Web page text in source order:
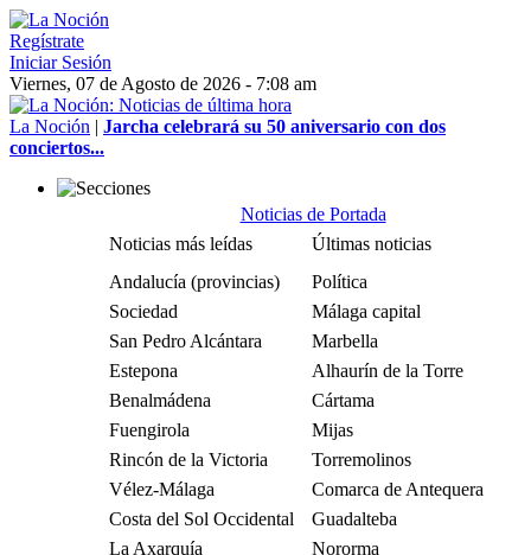
Regístrate
Iniciar Sesión
Viernes, 07 de Agosto de 2026 - 7:08 am
La Noción | Jarcha celebrará su 50 aniversario con dos
conciertos...
Noticias de Portada
Noticias más leídas
Últimas noticias
Andalucía (provincias)
Política
Sociedad
Málaga capital
San Pedro Alcántara
Marbella
Estepona
Alhaurín de la Torre
Benalmádena
Cártama
Fuengirola
Mijas
Rincón de la Victoria
Torremolinos
Vélez-Málaga
Comarca de Antequera
Costa del Sol Occidental
Guadalteba
La Axarquía
Nororma